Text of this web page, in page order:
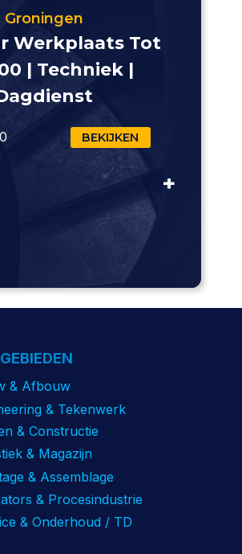
Groningen
Werkplaats Tot
| Techniek |
BEKIJKEN
+
& Afbouw
& Tekenwerk
& Constructie
& Magazijn
& Assemblage
& Procesindustrie
& Onderhoud / TD